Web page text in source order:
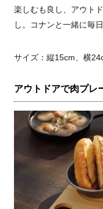
楽しむも良し、アウト
し。コナンと一緒に毎
サイズ：縦15cm、横
アウトドアで肉プレ